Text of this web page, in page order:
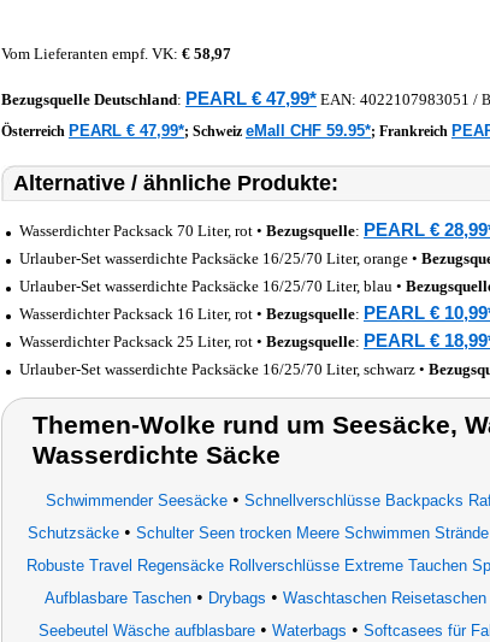
Vom Lieferanten empf. VK: € 58,97
Bezugsquelle Deutschland: PEARL € 47,99* EAN: 4022107983051 /
Österreich PEARL € 47,99*; Schweiz eMall CHF 59.95*; Frankreich
Alternative / ähnliche Produkte:
Wasserdichter Packsack 70 Liter, rot • Bezugsquelle: PEARL €
Urlauber-Set wasserdichte Packsäcke 16/25/70 Liter, orange •
Urlauber-Set wasserdichte Packsäcke 16/25/70 Liter, blau •
Wasserdichter Packsack 16 Liter, rot • Bezugsquelle: PEARL €
Wasserdichter Packsack 25 Liter, rot • Bezugsquelle: PEARL €
Urlauber-Set wasserdichte Packsäcke 16/25/70 Liter, schwarz •
Themen-Wolke rund um Seesäcke,
Wasserdichte Säcke
Schwimmender Seesäcke• Schnellverschlüsse Backpacks
Schutzsäcke• Schulter Seen trocken Meere Schwimmen
Robuste Travel Regensäcke Rollverschlüsse Extreme Tauchen
Aufblasbare Taschen• Drybags • Waschtaschen
Seebeutel Wäsche aufblasbare• Waterbags • Softcasees für